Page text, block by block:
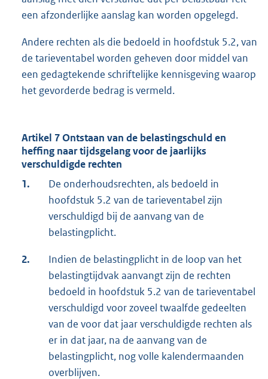
een afzonderlijke aanslag kan worden opgelegd.
Andere rechten als die bedoeld in hoofdstuk 5.2, van
de tarieventabel worden geheven door middel van
een gedagtekende schriftelijke kennisgeving waarop
het gevorderde bedrag is vermeld.
Artikel 7 Ontstaan van de belastingschuld en
heffing naar tijdsgelang voor de jaarlijks
verschuldigde rechten
1.
De onderhoudsrechten, als bedoeld in
hoofdstuk 5.2 van de tarieventabel zijn
verschuldigd bij de aanvang van de
belastingplicht.
2.
Indien de belastingplicht in de loop van het
belastingtijdvak aanvangt zijn de rechten
bedoeld in hoofdstuk 5.2 van de tarieventabel
verschuldigd voor zoveel twaalfde gedeelten
van de voor dat jaar verschuldigde rechten als
er in dat jaar, na de aanvang van de
belastingplicht, nog volle kalendermaanden
overblijven.